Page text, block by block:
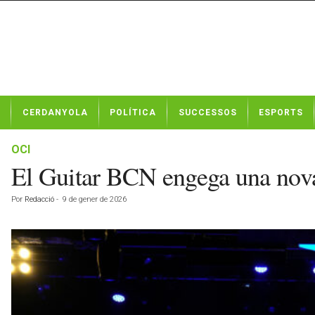
t
CERDANYOLA POLÍTICA SUCCESSOS ESPORTS
OCI
El Guitar BCN engega una
Por Redacció - 9 de gener de 2026